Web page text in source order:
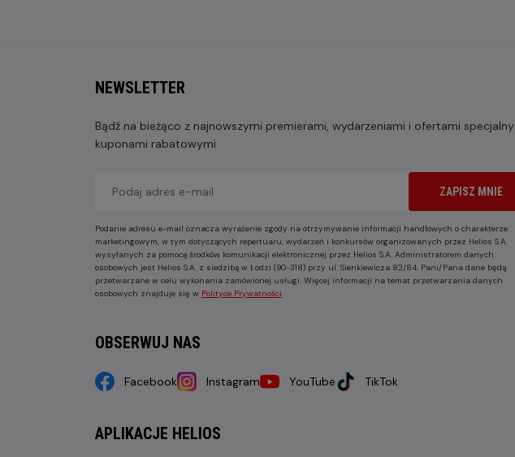
NEWSLETTER
Bądź na bieżąco z najnowszymi premierami, wydarzeniami i ofertami
kuponami rabatowymi
ZAPISZ MNIE
Podanie adresu e-mail oznacza wyrażenie zgody na otrzymywanie informacji handlowych o charakterze
marketingowym, w tym dotyczących repertuaru, wydarzeń i konkursów organizowanych przez Helios S.A.
wysyłanych za pomocą środków komunikacji elektronicznej przez Helios S.A. Administratorem danych
osobowych jest Helios S.A. z siedzibą w Łodzi (90-318) przy ul. Sienkiewicza 82/84. Pani/Pana dane będą
przetwarzane w celu wykonania zamówionej usługi. Więcej informacji na temat przetwarzania danych
osobowych znajduje się w Polityce Prywatności.
OBSERWUJ NAS
Facebook Instagram YouTube TikTok
APLIKACJE HELIOS